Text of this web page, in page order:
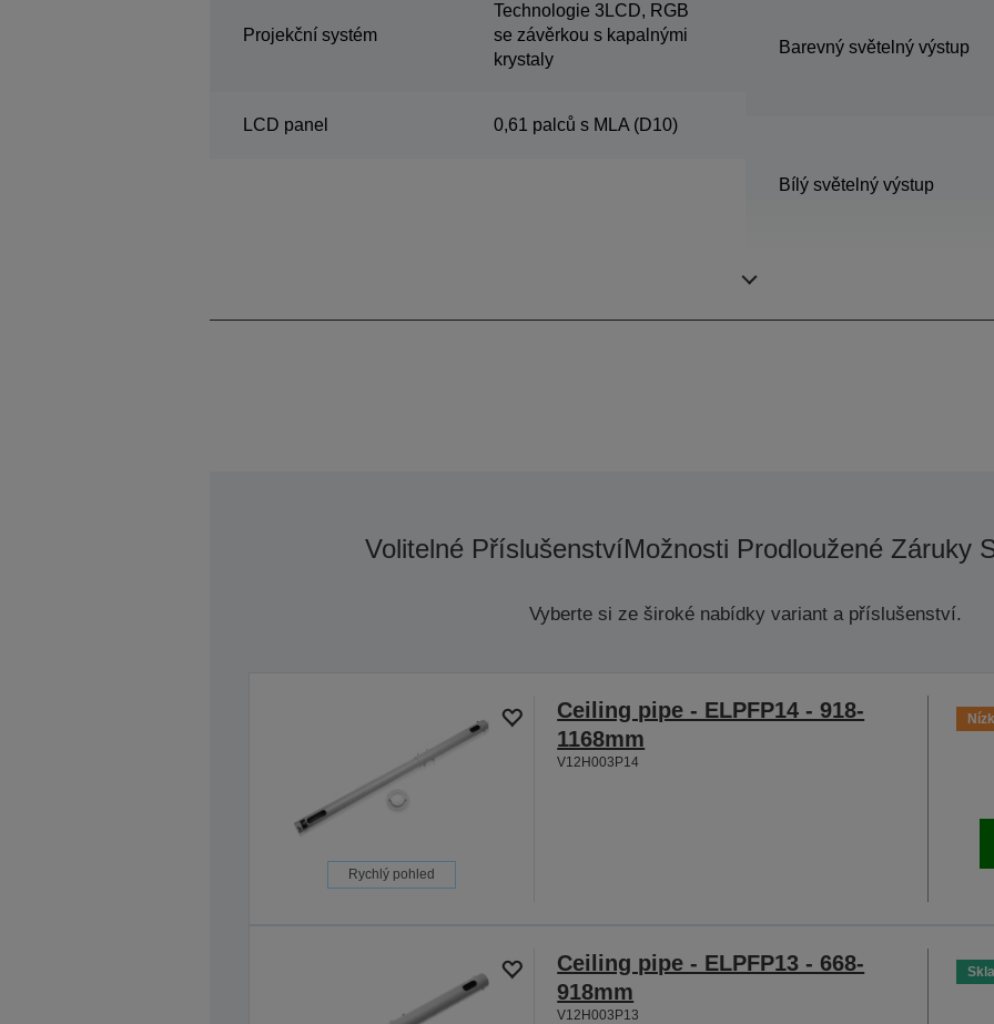
Projekční systém
Technologie 3LCD, RGB
se závěrkou s kapalnými
krystaly
LCD panel 0,61 palců s MLA (D10)
Barevný světelný výstup
Bílý světelný výstup
Volitelné PříslušenstvíMožnosti Prodloužené Záruky
Vyberte si ze široké nabídky variant a příslušenství.
Rychlý pohled
Ceiling pipe - ELPFP14 - 918-
1168mm
V12H003P14
Ceiling pipe - ELPFP13 - 668-
918mm
V12H003P13